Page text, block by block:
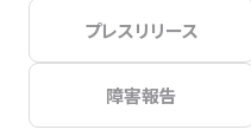
プレスリリース
障害報告